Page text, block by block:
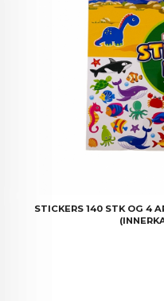
STICKERS 140 STK OG 4